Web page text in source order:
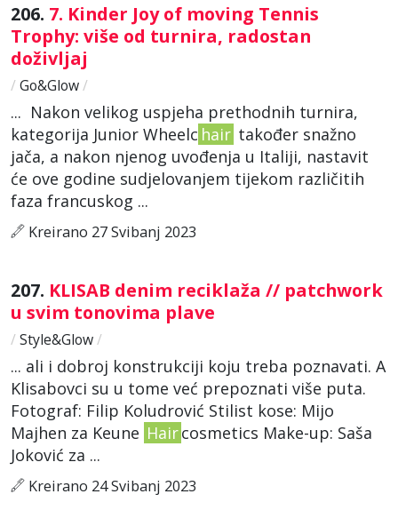
206. 7. Kinder Joy of moving Tennis
Trophy: više od turnira, radostan
doživljaj
/ Go&Glow/
... Nakon velikog uspjeha prethodnih turnira,
kategorija Junior Wheelc hair također snažno
jača, a nakon njenog uvođenja u Italiji, nastavit
će ove godine sudjelovanjem tijekom različitih
faza francuskog ...
Kreirano 27 Svibanj 2023
207. KLISAB denim reciklaža // patchwork
u svim tonovima plave
/ Style&Glow/
... ali i dobroj konstrukciji koju treba poznavati. A
Klisabovci su u tome već prepoznati više puta.
Fotograf: Filip Koludrović Stilist kose: Mijo
Majhen za Keune Haircosmetics Make-up: Saša
Joković za ...
Kreirano 24 Svibanj 2023